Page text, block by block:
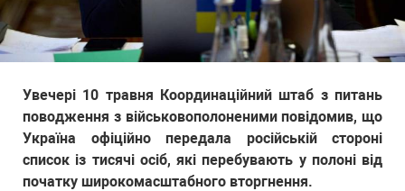
Увечері 10 травня Координаційний штаб з питань
поводження з військовополоненими повідомив, що
Україна офіційно передала російській стороні
список із тисячі осіб, які перебувають у полоні від
початку широкомасштабного вторгнення.